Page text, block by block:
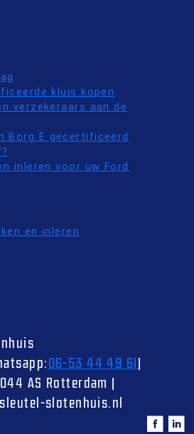
kluis kopen
verzekeraars aan de
Borg E gecertificeerd
inleren voor uw Ford
en inleren
06-53 44 49 61
AS Rotterdam
slotenhuis.nl